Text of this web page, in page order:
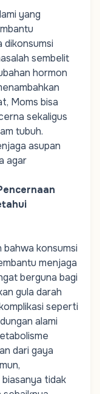
yang
dikonsumsi
sembelit
hormon
Moms bisa
sekaligus
tubuh.
asupan
agar
konsumsi
menjaga
berguna bagi
gula darah
seperti
alami
dari gaya
tidak